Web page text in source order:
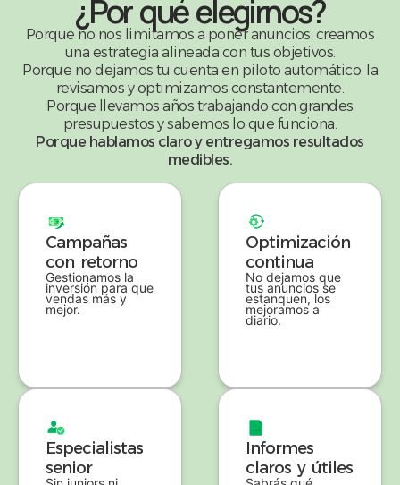
¿Por qué elegirnos?
Porque no nos limitamos a poner anuncios: creamos
una estrategia alineada con tus objetivos.
Porque no dejamos tu cuenta en piloto automático: la
revisamos y optimizamos constantemente.
Porque llevamos años trabajando con grandes
presupuestos y sabemos lo que funciona.
Porque hablamos claro y entregamos resultados
medibles.
Campañas
con retorno
Gestionamos la
inversión para que
vendas más y
mejor.
Optimización
continua
No dejamos que
tus anuncios se
estanquen, los
mejoramos a
diario.
Especialistas
senior
Informes
claros y útiles